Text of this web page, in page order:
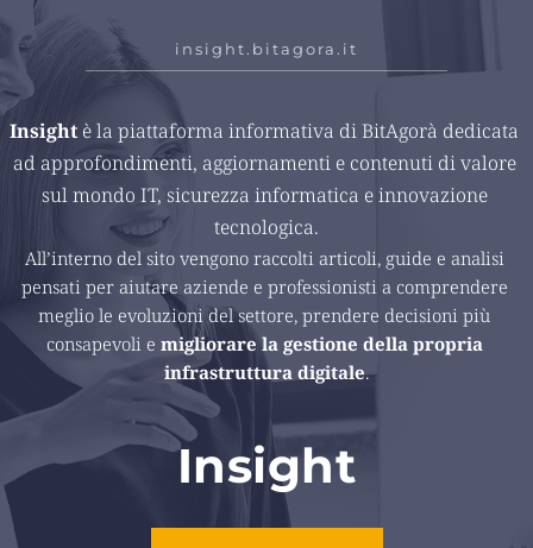
insight.bitagora.it
Insight è la piattaforma informativa di BitAgorà dedicata
ad approfondimenti, aggiornamenti e contenuti di valore
sul mondo IT, sicurezza informatica e innovazione
tecnologica.
All’interno del sito vengono raccolti articoli, guide e analisi
pensati per aiutare aziende e professionisti a comprendere
meglio le evoluzioni del settore, prendere decisioni più
consapevoli e migliorare la gestione della propria
infrastruttura digitale.
Insight